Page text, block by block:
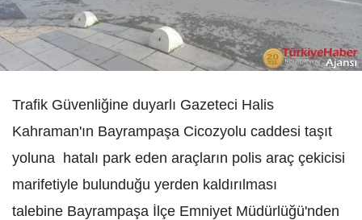
Trafik Güvenliğine duyarlı Gazeteci Halis
Kahraman'ın Bayrampaşa Cicozyolu caddesi taşıt
yoluna hatalı park eden araçların polis araç çekicisi
marifetiyle bulunduğu yerden kaldırılması
talebine Bayrampaşa İlçe Emniyet Müdürlüğü'nden